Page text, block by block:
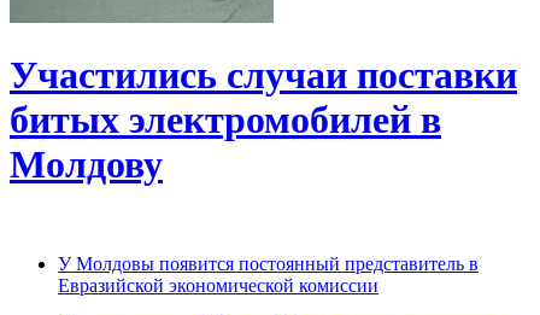
Участились случаи поставки
битых электромобилей в
Молдову
У Молдовы появится постоянный представитель в
Евразийской экономической комиссии